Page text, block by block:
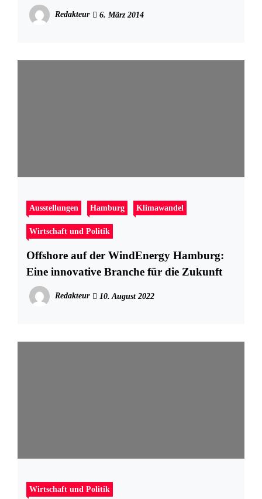
– wie geht das?
Redakteur 6. März 2014
Ausstellungen Hamburg Klimawandel
Wirtschaft und Politik
Offshore auf der WindEnergy Hamburg:
Eine innovative Branche für die Zukunft
Redakteur 10. August 2022
Wirtschaft und Politik